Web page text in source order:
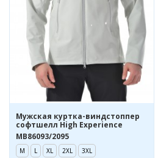
Мужская куртка-виндстоппер
софтшелл High Experience
MB86093/2095
M L XL 2XL 3XL